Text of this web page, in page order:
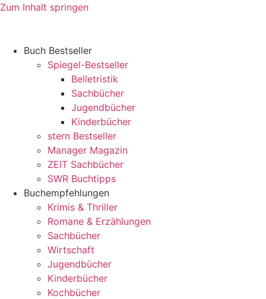
Zum Inhalt springen
Buch Bestseller
Spiegel-Bestseller
Belletristik
Sachbücher
Jugendbücher
Kinderbücher
stern Bestseller
Manager Magazin
ZEIT Sachbücher
SWR Buchtipps
Buchempfehlungen
Krimis & Thriller
Romane & Erzählungen
Sachbücher
Wirtschaft
Jugendbücher
Kinderbücher
Kochbücher